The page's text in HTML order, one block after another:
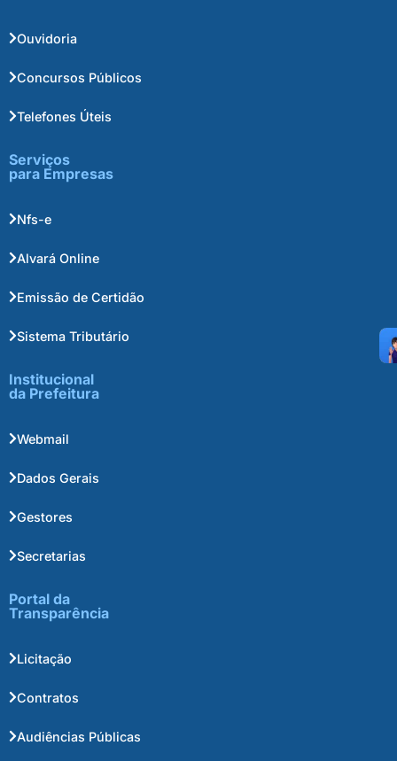
Ouvidoria
Concursos Públicos
Telefones Úteis
Serviços
para Empresas
Nfs-e
Alvará Online
Emissão de Certidão
Sistema Tributário
Institucional
da Prefeitura
Webmail
Dados Gerais
Gestores
Secretarias
Portal da
Transparência
Licitação
Contratos
Audiências Públicas